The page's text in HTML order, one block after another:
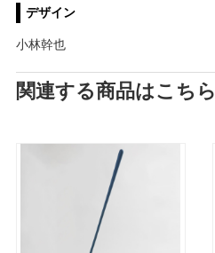
デザイン
小林幹也
関連する商品はこちら